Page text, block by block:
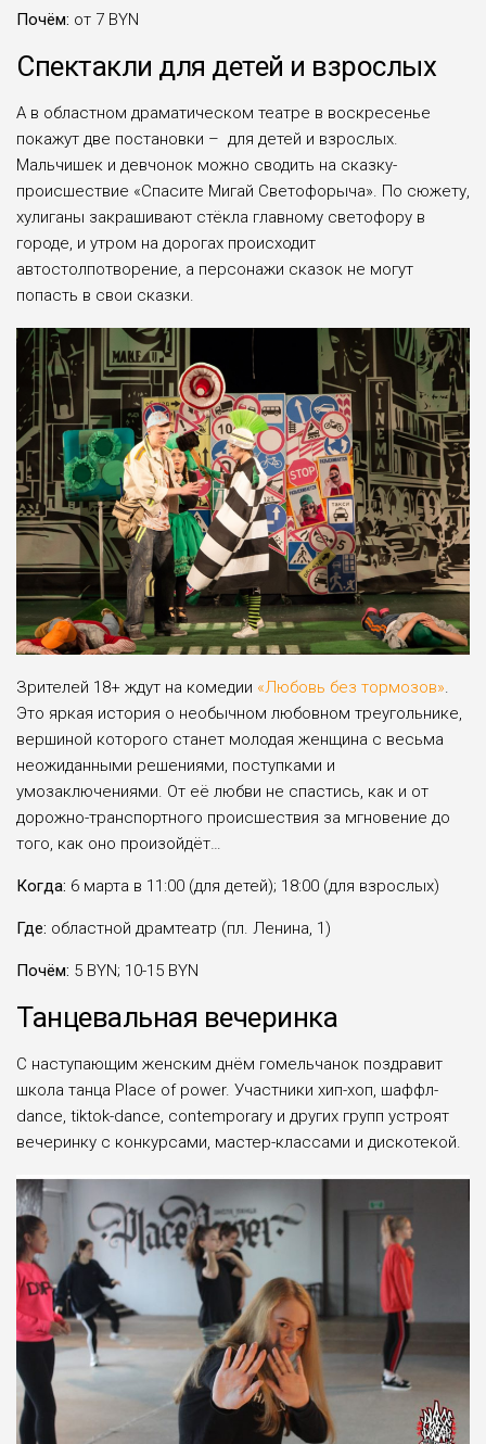
Почём: от 7 BYN
Спектакли для детей и взрослых
А в областном драматическом театре в воскресенье
покажут две постановки – для детей и взрослых.
Мальчишек и девчонок можно сводить на сказку-
происшествие «Спасите Мигай Светофорыча». По сюжету,
хулиганы закрашивают стёкла главному светофору в
городе, и утром на дорогах происходит
автостолпотворение, а персонажи сказок не могут
попасть в свои сказки.
Зрителей 18+ ждут на комедии «Любовь без тормозов».
Это яркая история о необычном любовном треугольнике,
вершиной которого станет молодая женщина с весьма
неожиданными решениями, поступками и
умозаключениями. От её любви не спастись, как и от
дорожно-транспортного происшествия за мгновение до
того, как оно произойдёт…
Когда: 6 марта в 11:00 (для детей); 18:00 (для взрослых)
Где: областной драмтеатр (пл. Ленина, 1)
Почём: 5 BYN; 10-15 BYN
Танцевальная вечеринка
С наступающим женским днём гомельчанок поздравит
школа танца Place of power. Участники хип-хоп, шаффл-
dance, tiktok-dance, contemporary и других групп устроят
вечеринку с конкурсами, мастер-классами и дискотекой.